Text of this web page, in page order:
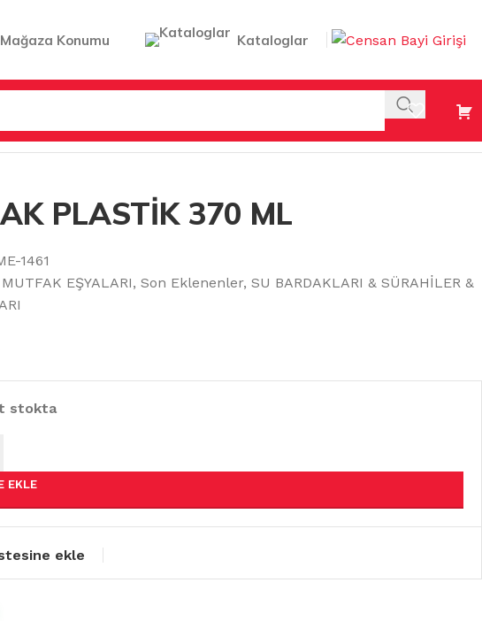
Mağaza Konumu Kataloglar
PLASTİK 370 ML
1461
MUTFAK EŞYALARI, Son Eklenenler, SU BARDAKLARI & SÜRAHİLER &
stokta
EKLE
ekle